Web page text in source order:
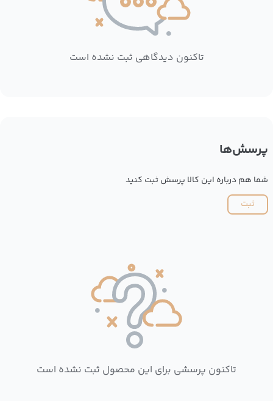
تاکنون دیدگاهی ثبت نشده است
پرسش‌ها
شما هم درباره این کالا پرسش ثبت کنید
ثبت
تاکنون پرسشی برای این محصول ثبت نشده است